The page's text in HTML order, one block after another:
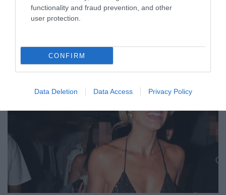
functionality and fraud prevention, and other
user protection.
CONFIRM
Data Deletion Data Access Privacy Policy
παραπόνων για τους θαυμαστές τους